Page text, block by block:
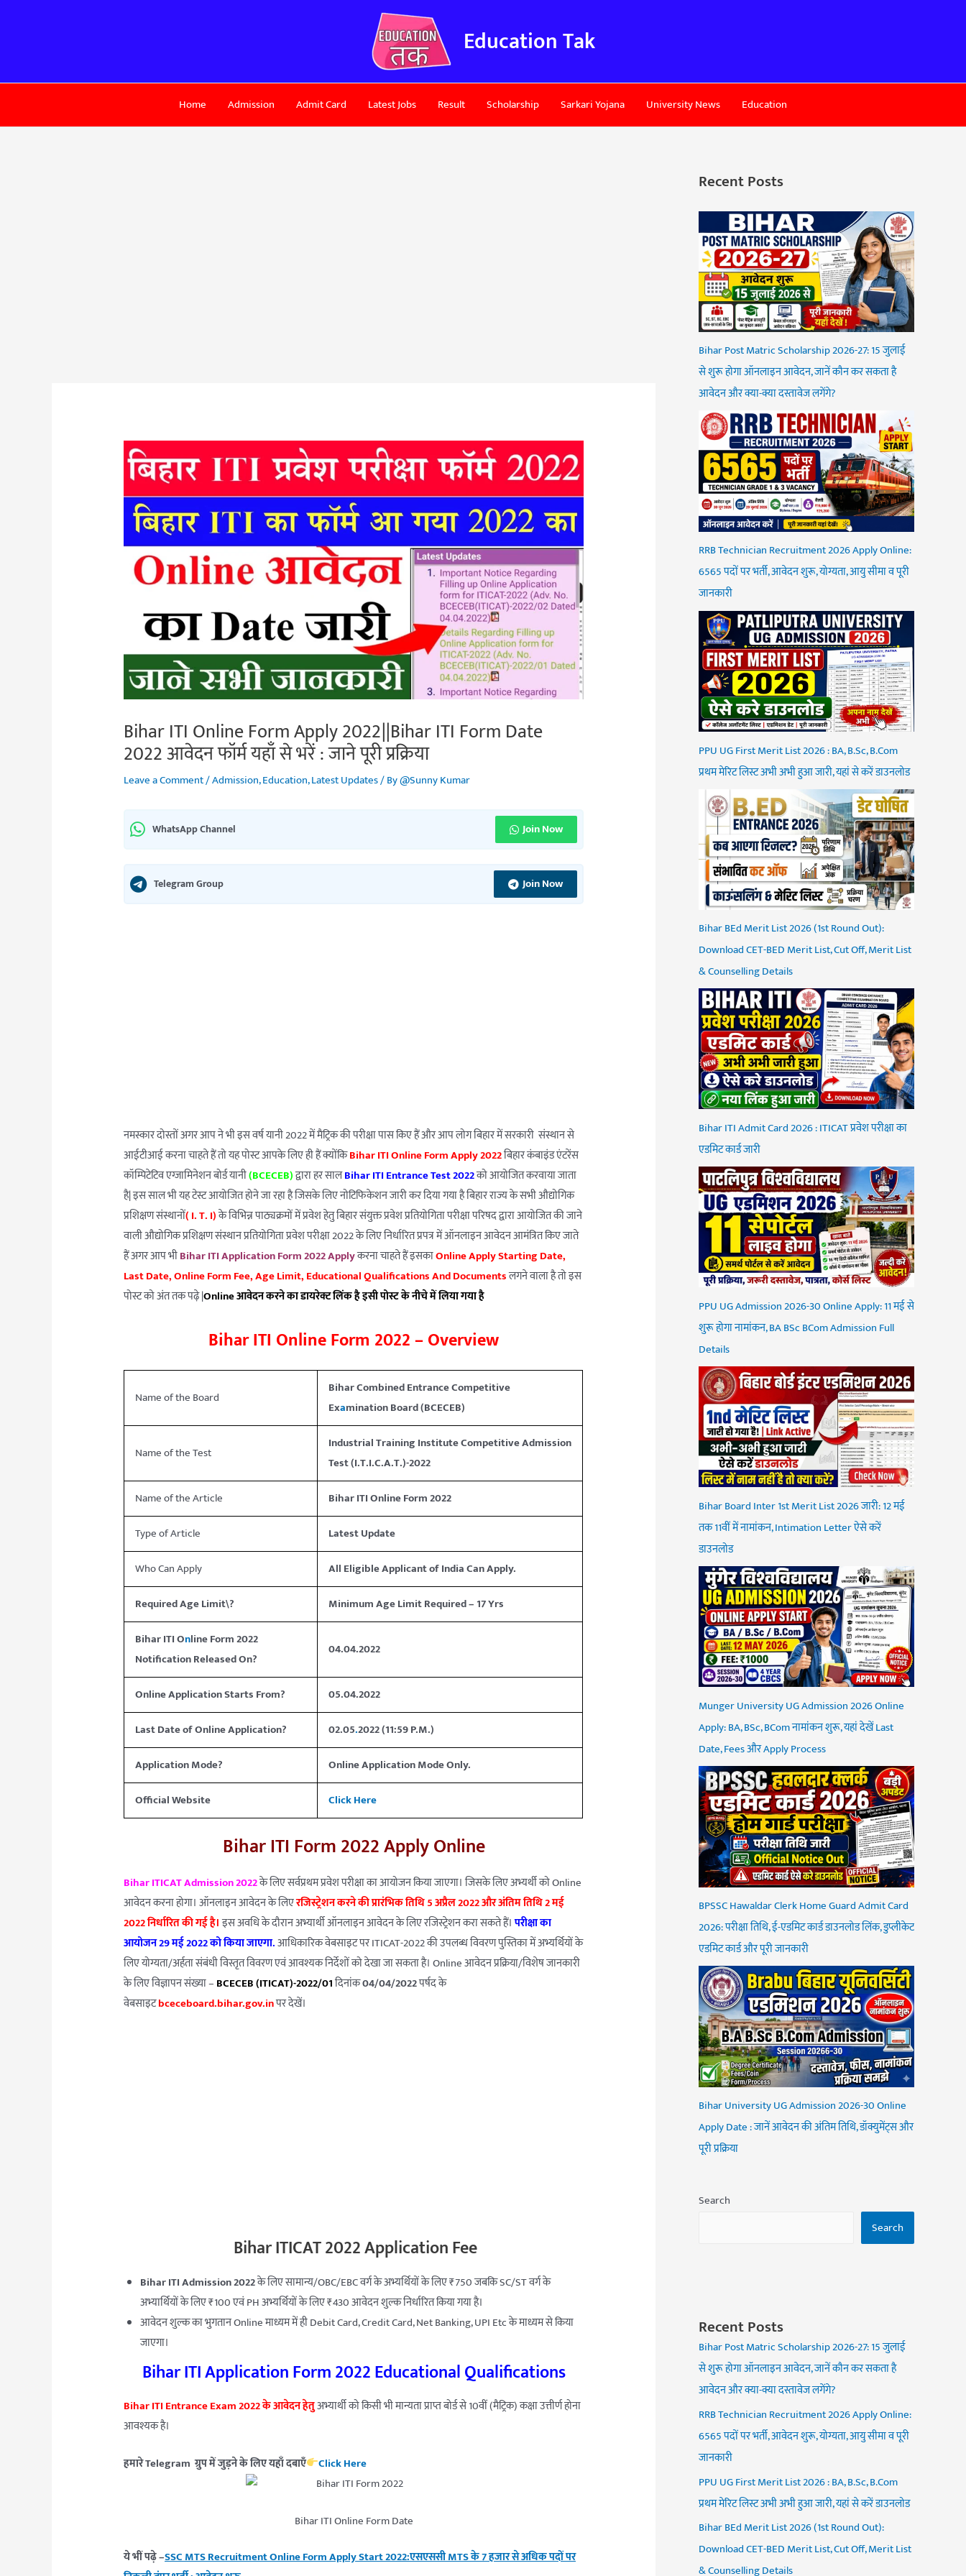
Education Tak
Home Admission Admit Card Latest Jobs Result Scholarship Sarkari Yojana University News Education
Bihar ITI Online Form Apply 2022||Bihar ITI Form Date
2022 आवेदन फॉर्म यहाँ से भरें : जाने पूरी प्रक्रिया
Leave a Comment/Admission,Education,Latest Updates/ By@Sunny Kumar
WhatsApp Channel Join Now
Telegram Group Join Now
नमस्कार दोस्तों अगर आप ने भी इस वर्ष यानी 2022 में मैट्रिक की परीक्षा पास किए हैं और आप लोग बिहार में सरकारी संस्थान से
आईटीआई करना चाहते हैं तो यह पोस्ट आपके लिए ही हैं क्योंकिBihar ITI Online Form Apply 2022बिहार कंबाइंड एंटरेंस
कॉम्पिटेटिव एग्जामिनेशन बोर्ड यानी(BCECEB)द्वारा हर सालBihar ITI Entrance Test 2022को आयोजित करवाया जाता
है| इस साल भी यह टेस्ट आयोजित होने जा रहा है जिसके लिए नोटिफिकेशन जारी कर दिया गया है बिहार राज्य के सभी औद्योगिक
प्रशिक्षण संस्थानों( I. T. I)के विभिन्न पाठ्यक्रमों में प्रवेश हेतु बिहार संयुक्त प्रवेश प्रतियोगिता परीक्षा परिषद द्वारा आयोजित की जाने
वाली औद्योगिक प्रशिक्षण संस्थान प्रतियोगिता प्रवेश परीक्षा 2022 के लिए निर्धारित प्रपत्र में ऑनलाइन आवेदन आमंत्रित किए जाते
हैं अगर आप भीBihar ITI Application Form 2022 Applyकरना चाहते हैं इसकाOnline Apply Starting Date,
Last Date, Online Form Fee, Age Limit, Educational Qualifications And Documentsलगने वाला है तो इस
पोस्ट को अंत तक पढ़े |Online आवेदन करने का डायरेक्ट लिंक है इसी पोस्ट के नीचे में लिया गया है
Bihar ITI Online Form 2022 – Overview
Name of the Board
Bihar Combined Entrance Competitive
Examination Board (BCECEB)
Name of the Test
Industrial Training Institute Competitive Admission
Test (I.T.I.C.A.T.)-2022
Name of the Article
Bihar ITI Online Form 2022
Type of Article
Latest Update
Who Can Apply
All Eligible Applicant of India Can Apply.
Required Age Limit\?
Minimum Age Limit Required – 17 Yrs
Bihar ITI Online Form 2022
Notification Released On?
04.04.2022
Online Application Starts From?
05.04.2022
Last Date of Online Application?
02.05.2022 (11:59 P.M.)
Application Mode?
Online Application Mode Only.
Official Website
Click Here
Bihar ITI Form 2022 Apply Online
Bihar ITICAT Admission 2022के लिए सर्वप्रथम प्रवेश परीक्षा का आयोजन किया जाएगा। जिसके लिए अभ्यर्थी को Online
आवेदन करना होगा। ऑनलाइन आवेदन के लिएरजिस्ट्रेशन करने की प्रारंभिक तिथि 5 अप्रैल 2022 और अंतिम तिथि 2 मई
2022 निर्धारित की गई है।इस अवधि के दौरान अभ्यार्थी ऑनलाइन आवेदन के लिए रजिस्ट्रेशन करा सकते हैं।परीक्षा का
आयोजन 29 मई 2022 को किया जाएगा.आधिकारिक वेबसाइट पर ITICAT-2022 की उपलब्ध विवरण पुस्तिका में अभ्यर्थियों के
लिए योग्यता/अर्हता संबंधी विस्तृत विवरण एवं आवश्यक निर्देशों को देखा जा सकता है। Online आवेदन प्रक्रिया/विशेष जानकारी
के लिए विज्ञापन संख्या – BCECEB (ITICAT)-2022/01दिनांक04/04/2022पर्षद के
वेबसाइटbceceboard.bihar.gov.inपर देखें।
Bihar ITICAT 2022 Application Fee
Bihar ITI Admission 2022के लिए सामान्य/OBC/EBC वर्ग के अभ्यर्थियों के लिए ₹750 जबकि SC/ST वर्ग के
अभ्यार्थियों के लिए ₹100 एवं PH अभ्यर्थियों के लिए ₹430 आवेदन शुल्क निर्धारित किया गया है।
आवेदन शुल्क का भुगतान Online माध्यम में ही Debit Card, Credit Card, Net Banking, UPI Etc के माध्यम से किया
जाएगा।
Bihar ITI Application Form 2022 Educational Qualifications
Bihar ITI Entrance Exam 2022 के आवेदन हेतुअभ्यार्थी को किसी भी मान्यता प्राप्त बोर्ड से 10वीं (मैट्रिक) कक्षा उत्तीर्ण होना
आवश्यक है।
हमारे Telegram ग्रुप में जुड़ने के लिए यहाँ दबाएँ Click Here
Bihar ITI Online Form Date
ये भीं पढ़े –SSC MTS Recruitment Online Form Apply Start 2022:एसएससी MTS के 7 हजार से अधिक पदों पर
Recent Posts
Bihar Post Matric Scholarship 2026-27: 15 जुलाई
से शुरू होगा ऑनलाइन आवेदन, जानें कौन कर सकता है
आवेदन और क्या-क्या दस्तावेज लगेंगे?
RRB Technician Recruitment 2026 Apply Online:
6565 पदों पर भर्ती, आवेदन शुरू, योग्यता, आयु सीमा व पूरी
जानकारी
PPU UG First Merit List 2026 : BA, B.Sc, B.Com
प्रथम मेरिट लिस्ट अभी अभी हुआ जारी, यहां से करें डाउनलोड
Bihar BEd Merit List 2026 (1st Round Out):
Download CET-BED Merit List, Cut Off, Merit List
& Counselling Details
Bihar ITI Admit Card 2026 : ITICAT प्रवेश परीक्षा का
एडमिट कार्ड जारी
PPU UG Admission 2026-30 Online Apply: 11 मई से
शुरू होगा नामांकन, BA BSc BCom Admission Full
Details
Bihar Board Inter 1st Merit List 2026 जारी: 12 मई
तक 11वीं में नामांकन, Intimation Letter ऐसे करें
डाउनलोड
Munger University UG Admission 2026 Online
Apply: BA, BSc, BCom नामांकन शुरू, यहां देखें Last
Date, Fees और Apply Process
BPSSC Hawaldar Clerk Home Guard Admit Card
2026: परीक्षा तिथि, ई-एडमिट कार्ड डाउनलोड लिंक, डुप्लीकेट
एडमिट कार्ड और पूरी जानकारी
Bihar University UG Admission 2026-30 Online
Apply Date : जानें आवेदन की अंतिम तिथि, डॉक्युमेंट्स और
पूरी प्रक्रिया
Search
Search
Recent Posts
Bihar Post Matric Scholarship 2026-27: 15 जुलाई
से शुरू होगा ऑनलाइन आवेदन, जानें कौन कर सकता है
आवेदन और क्या-क्या दस्तावेज लगेंगे?
RRB Technician Recruitment 2026 Apply Online:
6565 पदों पर भर्ती, आवेदन शुरू, योग्यता, आयु सीमा व पूरी
जानकारी
PPU UG First Merit List 2026 : BA, B.Sc, B.Com
प्रथम मेरिट लिस्ट अभी अभी हुआ जारी, यहां से करें डाउनलोड
Bihar BEd Merit List 2026 (1st Round Out):
Download CET-BED Merit List, Cut Off, Merit List
& Counselling Details